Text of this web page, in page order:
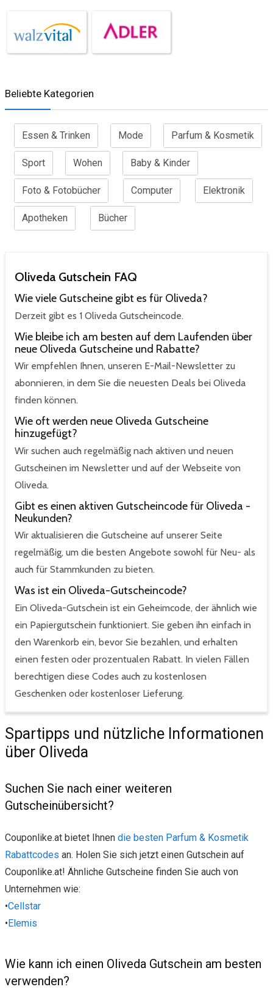
Beliebte Kategorien
Essen & Trinken Mode Parfum & Kosmetik
Sport Wohen Baby & Kinder
Foto & Fotobücher Computer Elektronik
Apotheken Bücher
Oliveda Gutschein FAQ
Wie viele Gutscheine gibt es für Oliveda?
Derzeit gibt es 1 Oliveda Gutscheincode.
Wie bleibe ich am besten auf dem Laufenden über
neue Oliveda Gutscheine und Rabatte?
Wir empfehlen Ihnen, unseren E-Mail-Newsletter zu
abonnieren, in dem Sie die neuesten Deals bei Oliveda
finden können.
Wie oft werden neue Oliveda Gutscheine
hinzugefügt?
Wir suchen auch regelmäßig nach aktiven und neuen
Gutscheinen im Newsletter und auf der Webseite von
Oliveda.
Gibt es einen aktiven Gutscheincode für Oliveda -
Neukunden?
Wir aktualisieren die Gutscheine auf unserer Seite
regelmäßig, um die besten Angebote sowohl für Neu- als
auch für Stammkunden zu bieten.
Was ist ein Oliveda-Gutscheincode?
Ein Oliveda-Gutschein ist ein Geheimcode, der ähnlich wie
ein Papiergutschein funktioniert. Sie geben ihn einfach in
den Warenkorb ein, bevor Sie bezahlen, und erhalten
einen festen oder prozentualen Rabatt. In vielen Fällen
berechtigen diese Codes auch zu kostenlosen
Geschenken oder kostenloser Lieferung.
Spartipps und nützliche Informationen
über Oliveda
Suchen Sie nach einer weiteren
Gutscheinübersicht?
Couponlike.at bietet Ihnen die besten Parfum & Kosmetik
Rabattcodes an. Holen Sie sich jetzt einen Gutschein auf
Couponlike.at! Ähnliche Gutscheine finden Sie auch von
Unternehmen wie:
•Cellstar
•Elemis
Wie kann ich einen Oliveda Gutschein am besten
verwenden?